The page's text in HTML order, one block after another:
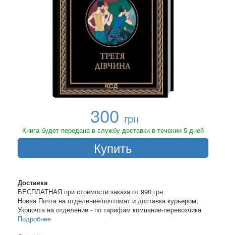
300 грн
Книга будет передана в службу доставки в течении 5 дней
Купить
Доставка
БЕСПЛАТНАЯ при стоимости заказа от 990 грн
Новая Почта на отделение/почтомат и доставка курьером;
Укрпочта на отделение - по тарифам компании-перевозчика
Подробнее